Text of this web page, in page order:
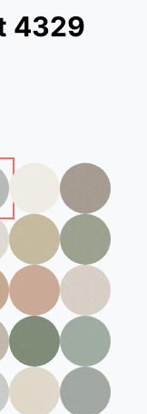
4329